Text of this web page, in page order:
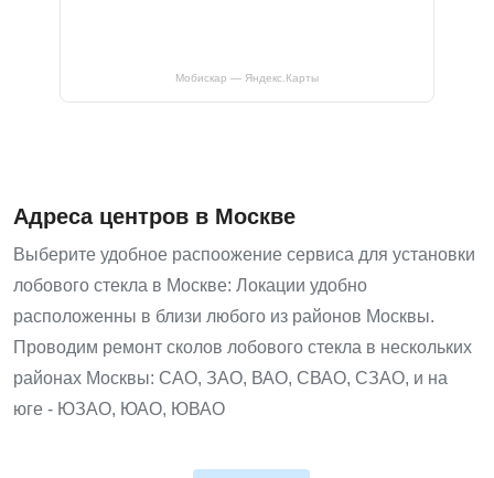
Мобискар — Яндекс.Карты
Адреса центров в Москве
Выберите удобное распоожение сервиса для установки
лобового стекла в Москве: Локации удобно
расположенны в близи любого из районов Москвы.
Проводим ремонт сколов лобового стекла в нескольких
районах Москвы: САО, ЗАО, ВАО, СВАО, СЗАО, и на
юге - ЮЗАО, ЮАО, ЮВАО